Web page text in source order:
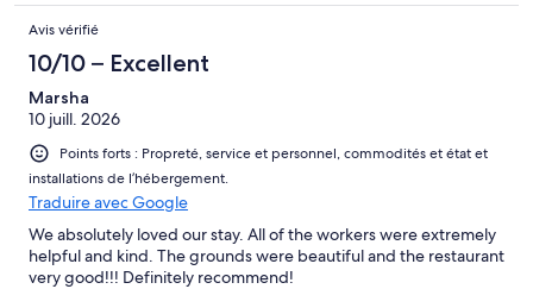
Avis vérifié
10/10 – Excellent
Marsha
10 juill. 2026
Points forts : Propreté, service et personnel, commodités et état et
installations de l’hébergement.
Traduire avec Google
We absolutely loved our stay. All of the workers were extremely
helpful and kind. The grounds were beautiful and the restaurant
very good!!! Definitely recommend!